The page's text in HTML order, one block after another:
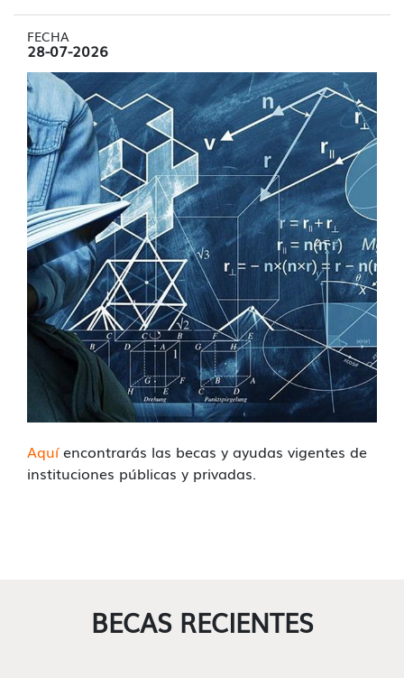
FECHA
28-07-2026
Aquí encontrarás las becas y ayudas vigentes de
instituciones públicas y privadas.
BECAS RECIENTES